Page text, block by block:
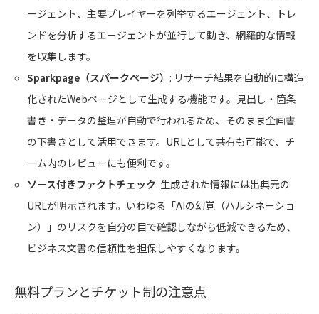
ージェント、主要プレイヤーを列挙するエージェント、トレ
ンドを分析するエージェントが並行して動き、網羅的な情報
を収集します。
Sparkpage（スパークページ） : リサーチ結果を自動的に構造
化されたWebページとして生成する機能です。見出し・箇条
書き・データの整理が自動で行われるため、そのまま企画書
の下書きとして活用できます。URLとして共有も可能で、チ
ーム内のレビューにも便利です。
ソース付きファクトチェック: 生成された情報には出典元の
URLが明示されます。いわゆる「AIの幻覚（ハルシネーショ
ン）」のリスクを自分の目で確認しながら低減できるため、
ビジネス文書の信頼性を担保しやすくなります。
無料プランとチケット制の注意点